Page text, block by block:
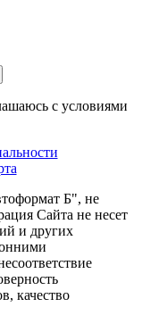
с условиями
Б", не
Сайта не несет
и других
качество